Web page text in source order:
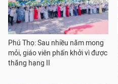
Phú Thọ: Sau nhiều năm mong
mỏi, giáo viên phấn khởi vì được
thăng hạng II